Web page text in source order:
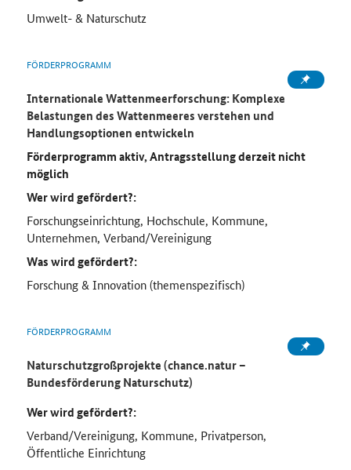
Umwelt- & Naturschutz
FÖRDERPROGRAMM
Internationale Wattenmeerforschung: Komplexe
Belastungen des Wattenmeeres verstehen und
Handlungsoptionen entwickeln
Förderprogramm aktiv, Antragsstellung derzeit nicht
möglich
Wer wird gefördert?:
Forschungseinrichtung, Hochschule, Kommune,
Unternehmen, Verband/Vereinigung
Was wird gefördert?:
Forschung & Innovation (themenspezifisch)
FÖRDERPROGRAMM
Naturschutzgroßprojekte (chance.natur –
Bundesförderung Naturschutz)
Wer wird gefördert?:
Verband/Vereinigung, Kommune, Privatperson,
Öffentliche Einrichtung